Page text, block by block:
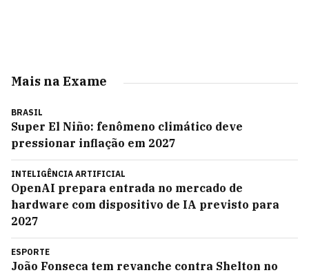
Mais na Exame
BRASIL
Super El Niño: fenômeno climático deve
pressionar inflação em 2027
INTELIGÊNCIA ARTIFICIAL
OpenAI prepara entrada no mercado de
hardware com dispositivo de IA previsto para
2027
ESPORTE
João Fonseca tem revanche contra Shelton no